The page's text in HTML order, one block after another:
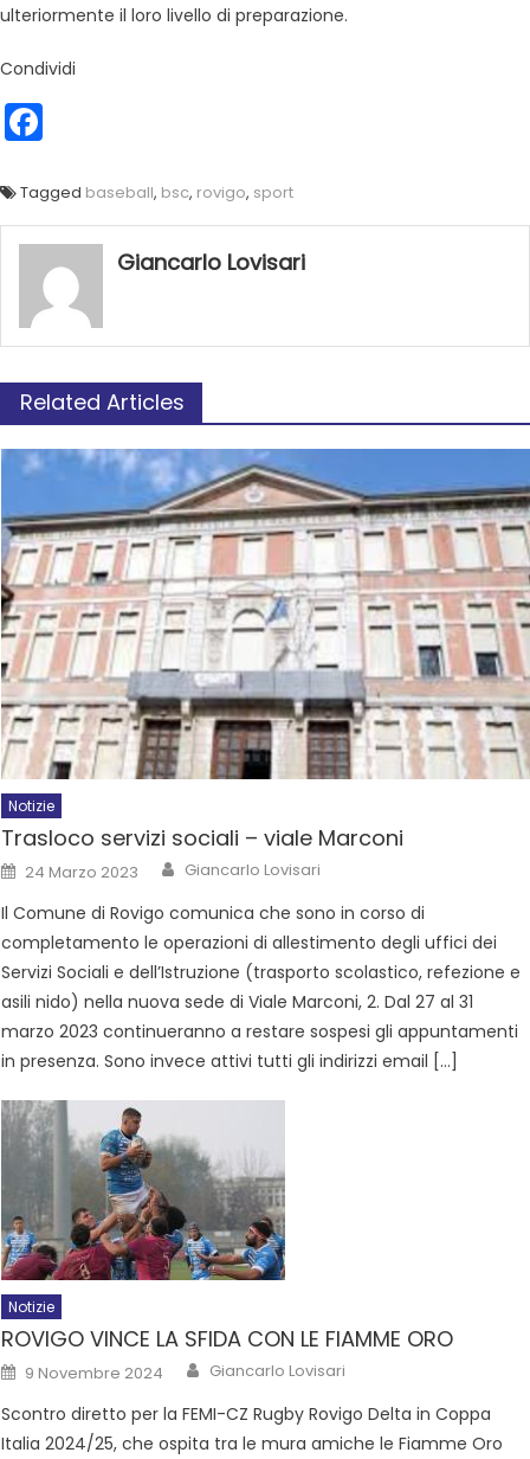
ulteriormente il loro livello di preparazione.
Condividi
Tagged baseball, bsc, rovigo, sport
Giancarlo Lovisari
Related Articles
Notizie
Trasloco servizi sociali – viale Marconi
24 Marzo 2023 Giancarlo Lovisari
Il Comune di Rovigo comunica che sono in corso di
completamento le operazioni di allestimento degli uffici dei
Servizi Sociali e dell’Istruzione (trasporto scolastico, refezione e
asili nido) nella nuova sede di Viale Marconi, 2. Dal 27 al 31
marzo 2023 continueranno a restare sospesi gli appuntamenti
in presenza. Sono invece attivi tutti gli indirizzi email […]
Notizie
ROVIGO VINCE LA SFIDA CON LE FIAMME ORO
9 Novembre 2024 Giancarlo Lovisari
Scontro diretto per la FEMI-CZ Rugby Rovigo Delta in Coppa
Italia 2024/25, che ospita tra le mura amiche le Fiamme Oro